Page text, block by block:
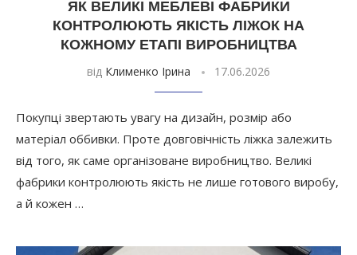
ЯК ВЕЛИКІ МЕБЛЕВІ ФАБРИКИ
КОНТРОЛЮЮТЬ ЯКІСТЬ ЛІЖОК НА
КОЖНОМУ ЕТАПІ ВИРОБНИЦТВА
від Клименко Ірина 17.06.2026
Покупці звертають увагу на дизайн, розмір або
матеріал оббивки. Проте довговічність ліжка залежить
від того, як саме організоване виробництво. Великі
фабрики контролюють якість не лише готового виробу,
а й кожен …